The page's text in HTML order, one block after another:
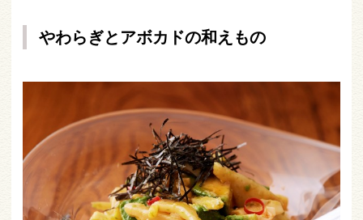
やわらぎとアボカドの和えもの